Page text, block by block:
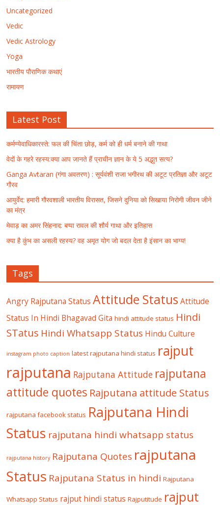
Uncategorized
Vedic
Vedic Astrology
Yoga
भारतीय पौराणिक कथाएं
रामायण
Latest Post
कर्मण्येवाधिकारस्ते: फल की चिंता छोड़, कर्म को ही धर्म बनाने की गाथा
वेदों के गहरे रहस्य:क्या आप जानते हैं प्राचीन ज्ञान के ये 5 अद्भुत सत्य?
Ganga Avtaran (गंगा अवतरण) : सूर्यवंशी राजा भगीरथ की अटूट प्रतिज्ञा और अटूट
गौरव
आयुर्वेद: हमारी गौरवशाली भारतीय विरासत, जिसने दुनिया को सिखाया निरोगी जीवन जीने
का मंत्र
मेवाड़ का अमर सिंहनाद: बप्पा रावल की शौर्य गाथा और इतिहास
क्या है कुंभ का असली रहस्य? वह अमृत योग जो बदल देता है इंसान का भाग्य!
Tags
Angry Rajputana Status Attitude Status Attitude
Status In Hindi Bhagavad Gita hindi attitude status Hindi
STatus Hindi Whatsapp Status Hindu Culture
instagram photo caption latest rajputana hindi status rajput
rajputana Rajputana Attitude rajputana
attitude quotes Rajputana attitude Status
rajputana facebook status Rajputana Hindi
Status rajputana hindi whatsapp status
rajputana history Rajputana Quotes rajputana
Status Rajputana Status in hindi Rajputana
Whatsapp Status rajput hindi status Rajputitude rajput